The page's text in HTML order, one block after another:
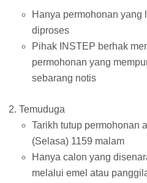
Hanya permohonan yang
diproses
Pihak INSTEP berhak
permohonan yang
sebarang notis
Temuduga
Tarikh tutup permohonan
(Selasa) 1159 malam
Hanya calon yang
melalui emel atau